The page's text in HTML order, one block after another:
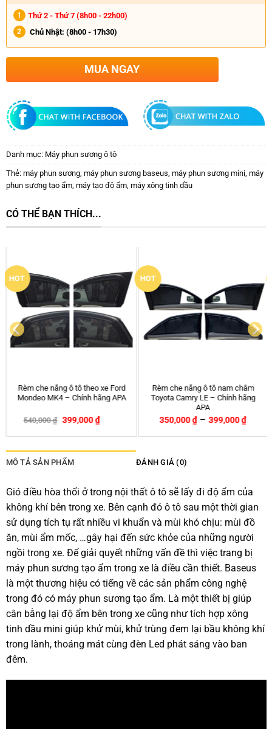
Thứ 2 - Thứ 7 (8h00 - 22h00)
Chủ Nhật: (8h00 - 17h30)
MUA NGAY
Danh mục: Máy phun sương ô tô
Thẻ: máy phun sương, máy phun sương baseus máy phun sương mini, máy
phun sương tạo ẩm, máy tạo độ ẩm, máy xông tinh dầu
CÓ THỂ BẠN THÍCH...
HOT
Rèm che nắng ô tô theo xe Ford
Mondeo MK4 – Chính hãng APA
540,000₫ 399,000₫
HOT
Rèm che nắng ô tô nam châm
Toyota Camry LE – Chính hãng
APA
350,000₫ – 399,000₫
MÔ TẢ SẢN PHẨM ĐÁNH GIÁ (0)
Gió điều hòa thổi ở trong nội thất ô tô sẽ lấy đi độ ẩm của
không khí bên trong xe. Bên cạnh đó ô tô sau một thời gian
sử dụng tích tụ rất nhiều vi khuẩn và mùi khó chịu: mùi đồ
ăn, mùi ẩm mốc, …gây hại đến sức khỏe của những người
ngồi trong xe. Để giải quyết những vấn đề thì việc trang bị
máy phun sương tạo ẩm trong xe là điều cần thiết. Baseus
là một thương hiệu có tiếng về các sản phẩm công nghệ
trong đó có máy phun sương tạo ẩm. Là một thiết bị giúp
cân bằng lại độ ẩm bên trong xe cũng như tích hợp xông
tinh dầu mini giúp khử mùi, khử trùng đem lại bầu không khí
trong lành, thoáng mát cùng đèn Led phát sáng vào ban
đêm.